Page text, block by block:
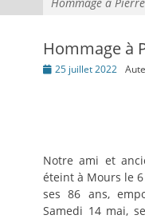
Hommage à
Posté25 juillet 2022
Notre ami et
éteint à Mours le
ses 86 ans,
Samedi 14 mai,